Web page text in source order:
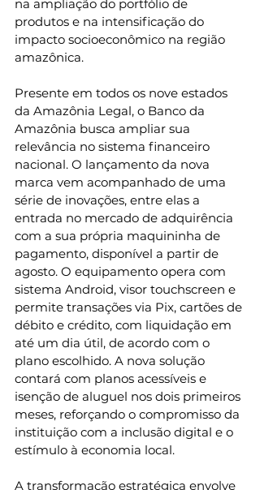
na ampliação do portfólio de
produtos e na intensificação do
impacto socioeconômico na região
amazônica.
Presente em todos os nove estados
da Amazônia Legal, o Banco da
Amazônia busca ampliar sua
relevância no sistema financeiro
nacional. O lançamento da nova
marca vem acompanhado de uma
série de inovações, entre elas a
entrada no mercado de adquirência
com a sua própria maquininha de
pagamento, disponível a partir de
agosto. O equipamento opera com
sistema Android, visor touchscreen e
permite transações via Pix, cartões de
débito e crédito, com liquidação em
até um dia útil, de acordo com o
plano escolhido. A nova solução
contará com planos acessíveis e
isenção de aluguel nos dois primeiros
meses, reforçando o compromisso da
instituição com a inclusão digital e o
estímulo à economia local.
A transformação estratégica envolve